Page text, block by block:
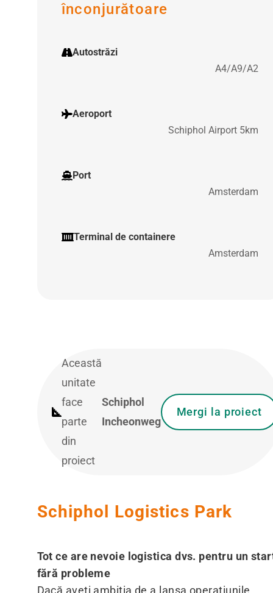
Această
unitate
face
parte
din
proiect
Schiphol
Incheonweg
Mergi la proiect
Schiphol Logistics Park
Tot ce are nevoie logistica dvs. pentru un
fără probleme
înconjurătoare
Autostrăzi
A4/A9/A2
Aeroport
Schiphol Airport 5km
Port
Amsterdam
Terminal de containere
Amsterdam